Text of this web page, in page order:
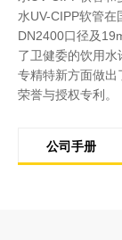
水UV-CIPP软管在
DN2400口径及
了卫健委的饮用
专精特新方面做出
荣誉与授权专利。
公司手册